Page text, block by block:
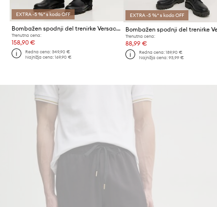
EXTRA -5 %* s kodo OFF
Bombažen spodnji del trenirke Versace Jeans Couture
Trenutna cena:
158,90 €
Redna cena:349,90 €
Najnižja cena:169,90 €
EXTRA -5 %* s kodo OFF
Trenutna cena:
88,99 €
Redna cena: 189,90 €
Najnižja cena: 93,99 €